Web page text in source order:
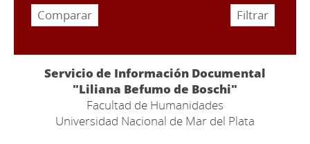
Servicio de Información Documental
"Liliana Befumo de Boschi"
Facultad de Humanidades
Universidad Nacional de Mar del Plata